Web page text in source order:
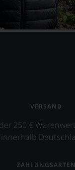
VERSAND
250 €
ZAHLUNGSARTEN